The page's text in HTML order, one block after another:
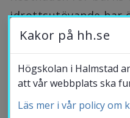
idrottsutövande har
sedan 2009. Det
Högskolan i
universitet,
Riksidrottsförbundet.
Om
Kakor på hh.se
Högskolan i Halmstad
att vår webbplats ska
Läs mer i vår policy om